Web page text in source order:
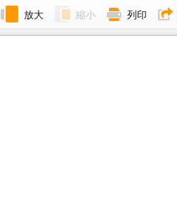
放大 縮小 列印